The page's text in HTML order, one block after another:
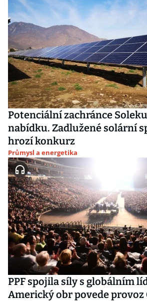
Potenciální zachránce
nabídku. Zadlužené solární
hrozí konkurz
Průmysl a energetika
PPF spojila síly s globálním
Americký obr povede provoz